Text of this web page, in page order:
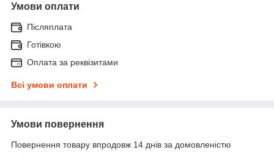
Умови оплати
Післяплата
Готівкою
Оплата за реквізитами
Всі умови оплати
Умови повернення
Повернення товару впродовж 14 днів за домовленістю